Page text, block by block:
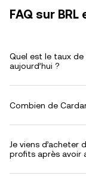
FAQ sur BRL
Quel est le taux de
aujourd’hui ?
Combien de
Je viens
profits après avoir